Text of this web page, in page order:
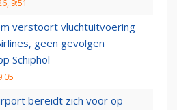
9:51
verstoort vluchtuitvoering
geen gevolgen
Schiphol
bereidt zich voor op